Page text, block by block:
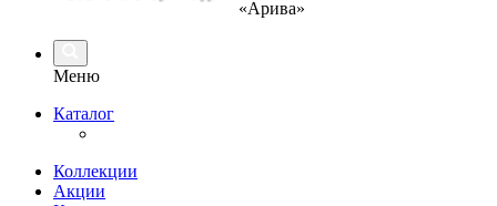
«Арива»
Меню
Каталог
Коллекции
Акции